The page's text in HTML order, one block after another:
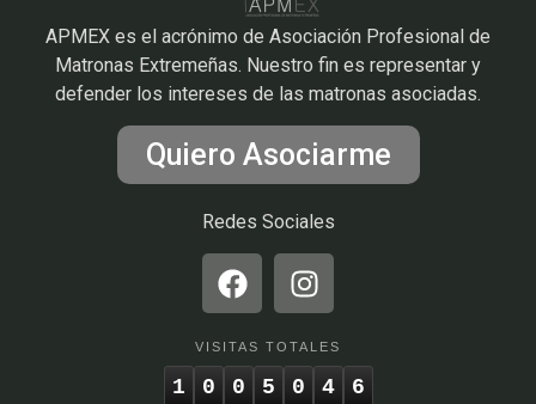
APMEX es el acrónimo de Asociación Profesional de
Matronas Extremeñas. Nuestro fin es representar y
defender los intereses de las matronas asociadas.
Quiero Asociarme
Redes Sociales
VISITAS TOTALES
1 0 0 5 0 4 6